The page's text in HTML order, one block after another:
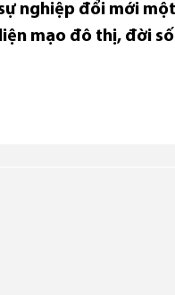
nghiệp đổi mới
mạo đô thị, đời